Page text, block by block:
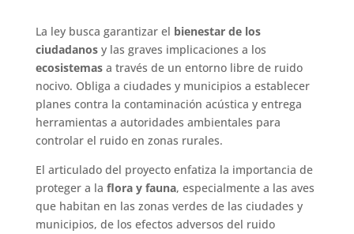
La ley busca garantizar el bienestar de los
ciudadanosy las graves implicaciones a los
ecosistemasa través de un entorno libre de ruido
nocivo. Obliga a ciudades y municipios a establecer
planes contra la contaminación acústica y entrega
herramientas a autoridades ambientales para
controlar el ruido en zonas rurales.
El articulado del proyecto enfatiza la importancia de
proteger a la flora y fauna, especialmente a las aves
que habitan en las zonas verdes de las ciudades y
municipios, de los efectos adversos del ruido